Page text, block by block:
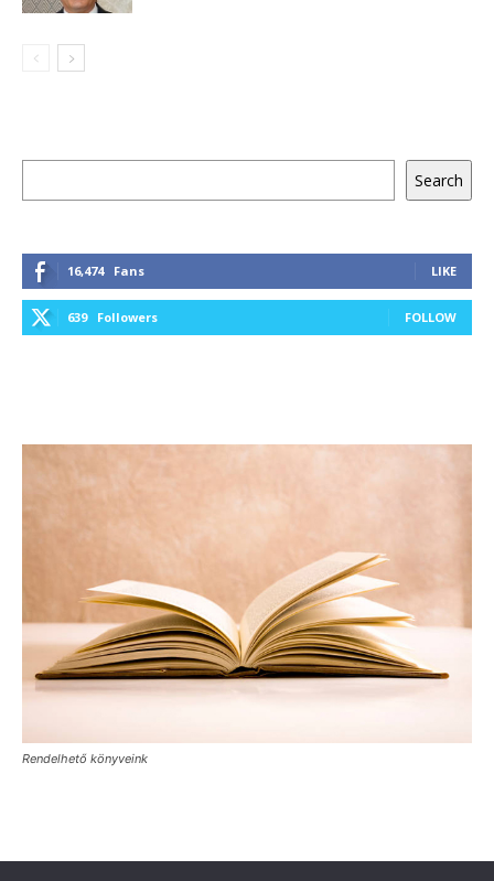
Search
16,474 Fans LIKE
639 Followers FOLLOW
Rendelhető könyveink